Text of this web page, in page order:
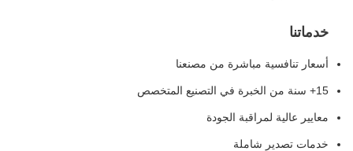
خدماتنا
أسعار تنافسية مباشرة من مصنعنا
15+ سنة من الخبرة في التصنيع المتخصص
معايير عالية لمراقبة الجودة
خدمات تصدير شاملة